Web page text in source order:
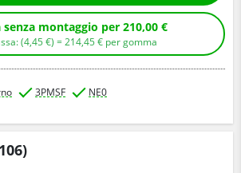
Compra senza montaggio per 210,00 €
+ Ecotassa: (4,45€ ) =214,45€ per gomma
3PMSF NE0